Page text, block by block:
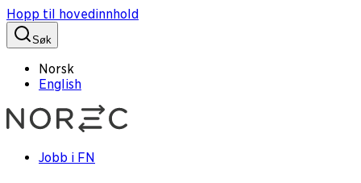
Hopp til hovedinnhold
Søk
Norsk
English
Jobb i FN